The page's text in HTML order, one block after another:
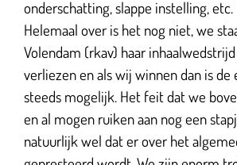
onderschatting, slappe instelling, etc.
Helemaal over is het nog niet, we
Volendam (rkav) haar
verliezen en als wij winnen dan is de
steeds mogelijk. Het feit dat we
en al mogen ruiken aan nog een
natuurlijk wel dat er over het